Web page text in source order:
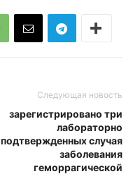
Следующая новость
зарегистрировано три
лабораторно
подтвержденных случая
заболевания
геморрагической